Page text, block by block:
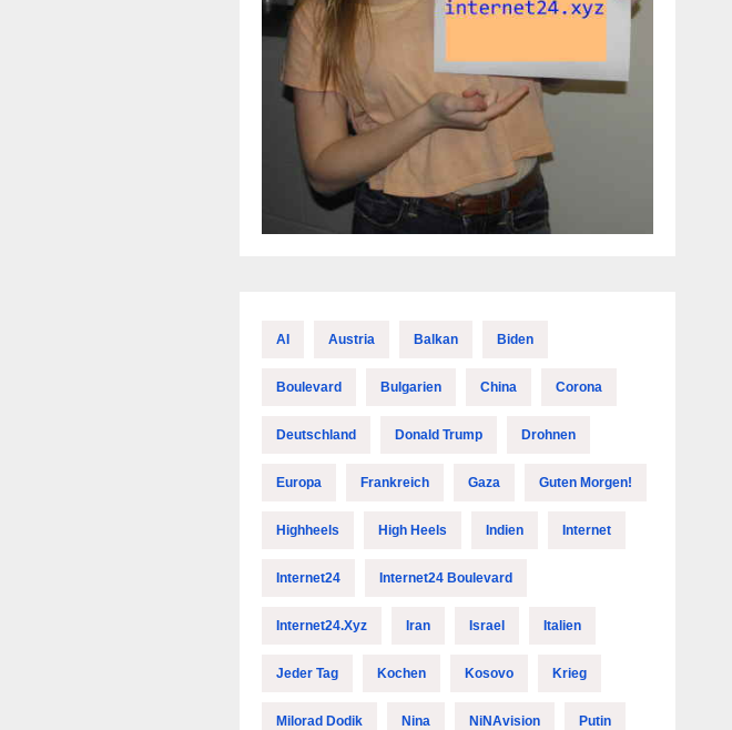
AI Austria Balkan Biden
Boulevard Bulgarien China Corona
Deutschland Donald Trump Drohnen
Europa Frankreich Gaza Guten Morgen!
Highheels High Heels Indien Internet
Internet24 Internet24 Boulevard
Internet24.xyz Iran Israel Italien
Jeder Tag Kochen Kosovo Krieg
Milorad Dodik Nina NiNAvision Putin